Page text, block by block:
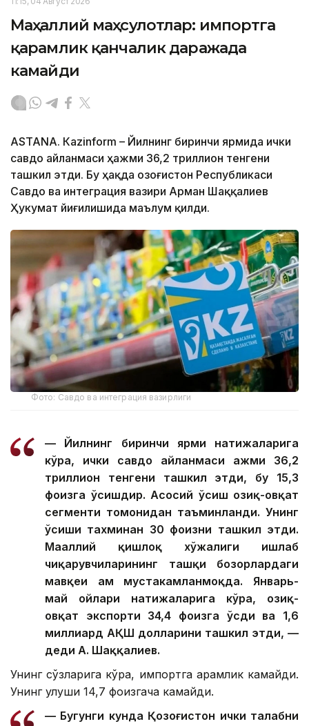
Маҳаллий маҳсулотлар: импортга
қарамлик қанчалик даражада
камайди
ASTANА. Кazinform – Йилнинг биринчи ярмида ички
савдо айланмаси ҳажми 36,2 триллион тенгени
ташкил этди. Бу ҳақда Қозоғистон Республикаси
Савдо ва интеграция вазири Арман Шаққалиев
Ҳукумат йиғилишида маълум қилди.
Фото: Савдо ва интеграция вазирлиги
— Йилнинг биринчи ярми натижаларига
кўра, ички савдо айланмаси ҳажми 36,2
триллион тенгени ташкил этди, бу 15,3
фоизга ўсишдир. Асосий ўсиш озиқ-овқат
сегменти томонидан таъминланди. Унинг
ўсиши тахминан 30 фоизни ташкил этди.
Маҳаллий қишлоқ хўжалиги ишлаб
чиқарувчиларининг ташқи бозорлардаги
мавқеи ҳам мустаҳкамланмоқда. Январь-
май ойлари натижаларига кўра, озиқ-
овқат экспорти 34,4 фоизга ўсди ва 1,6
миллиард АҚШ долларини ташкил этди, —
деди А. Шаққалиев.
Унинг сўзларига кўра, импортга қарамлик камайди.
Унинг улуши 14,7 фоизгача камайди.
— Бугунги кунда Қозоғистон ички талабни